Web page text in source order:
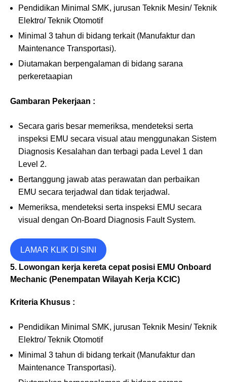
Pendidikan Minimal SMK, jurusan Teknik Mesin/ Teknik
Elektro/ Teknik Otomotif
Minimal 3 tahun di bidang terkait (Manufaktur dan
Maintenance Transportasi).
Diutamakan berpengalaman di bidang sarana
perkeretaapian
Gambaran Pekerjaan :
Secara garis besar memeriksa, mendeteksi serta
inspeksi EMU secara visual atau menggunakan Sistem
Diagnosis Kesalahan dan terbagi pada Level 1 dan
Level 2.
Bertanggung jawab atas perawatan dan perbaikan
EMU secara terjadwal dan tidak terjadwal.
Memeriksa, mendeteksi serta inspeksi EMU secara
visual dengan On-Board Diagnosis Fault System.
LAMAR KLIK DI SINI
5. Lowongan kerja kereta cepat posisi EMU Onboard
Mechanic (Penempatan Wilayah Kerja KCIC)
Kriteria Khusus :
Pendidikan Minimal SMK, jurusan Teknik Mesin/ Teknik
Elektro/ Teknik Otomotif
Minimal 3 tahun di bidang terkait (Manufaktur dan
Maintenance Transportasi).